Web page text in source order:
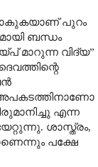
പുറം
ബന്ധം
മാറുന്ന വിദ്യ”
അപകടത്തിനാണോ
എന്ന
ശാസ്ത്രം,
പക്ഷേ